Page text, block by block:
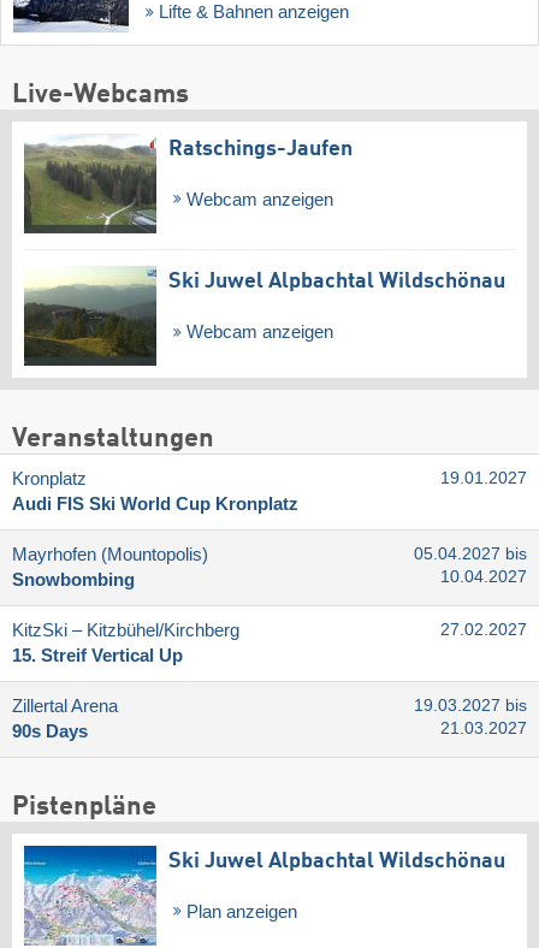
Lifte & Bahnen anzeigen
Live-Webcams
Ratschings-Jaufen
Webcam anzeigen
Ski Juwel Alpbachtal Wildschönau
Webcam anzeigen
Veranstaltungen
Kronplatz
Audi FIS Ski World Cup Kronplatz
19.01.2027
Mayrhofen (Mountopolis)
Snowbombing
05.04.2027 bis
10.04.2027
KitzSki – Kitzbühel/​Kirchberg
15. Streif Vertical Up
27.02.2027
Zillertal Arena
90s Days
19.03.2027 bis
21.03.2027
Pistenpläne
Ski Juwel Alpbachtal Wildschönau
Plan anzeigen